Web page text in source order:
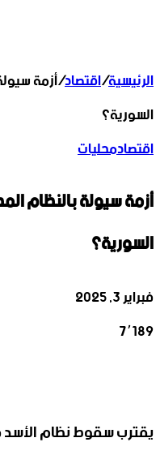
الرئيسية/اقتصاد/أزمة
السورية؟
اقتصادمحليات
أزمة سيولة بالنظام
السورية؟
فبراير 3, 2025
7٬189
يقترب سقوط نظام الأسد